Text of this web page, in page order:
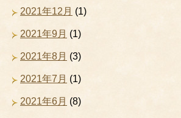
2021年12月 (1)
2021年9月 (1)
2021年8月 (3)
2021年7月 (1)
2021年6月 (8)